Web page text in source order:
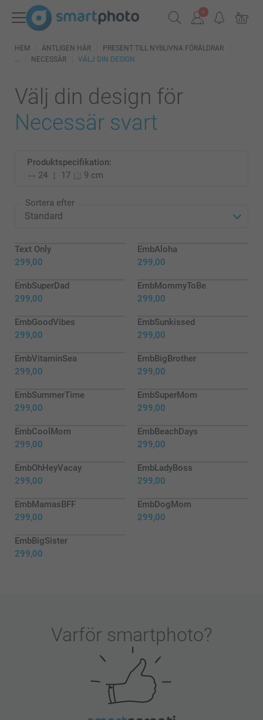
HEM ÄNTLIGEN HÄR
PRESENT TILL NYBLIVNA FÖRÄLDRAR
NECESSÄR
VÄLJ DIN DESIGN
Välj din design för
Necessär svart
Produktspecifikation:
24
17 9 cm
Sortera efter
Text Only
299,00
EmbAloha
299,00
EmbSuperDad
299,00
EmbMommyToBe
299,00
EmbGoodVibes
299,00
EmbSunkissed
299,00
EmbVitaminSea
299,00
EmbBigBrother
299,00
EmbSummerTime
299,00
EmbSuperMom
299,00
EmbCoolMom
299,00
EmbBeachDays
299,00
EmbOhHeyVacay
299,00
EmbLadyBoss
299,00
EmbMamasBFF
299,00
EmbDogMom
299,00
EmbBigSister
299,00
Varför smartphoto?